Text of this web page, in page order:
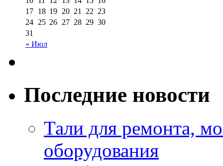
« Июл
17 18 19 20 21 22 23
24 25 26 27 28 29 30
31
Последние новости
Тали для ремонта,
оборудования